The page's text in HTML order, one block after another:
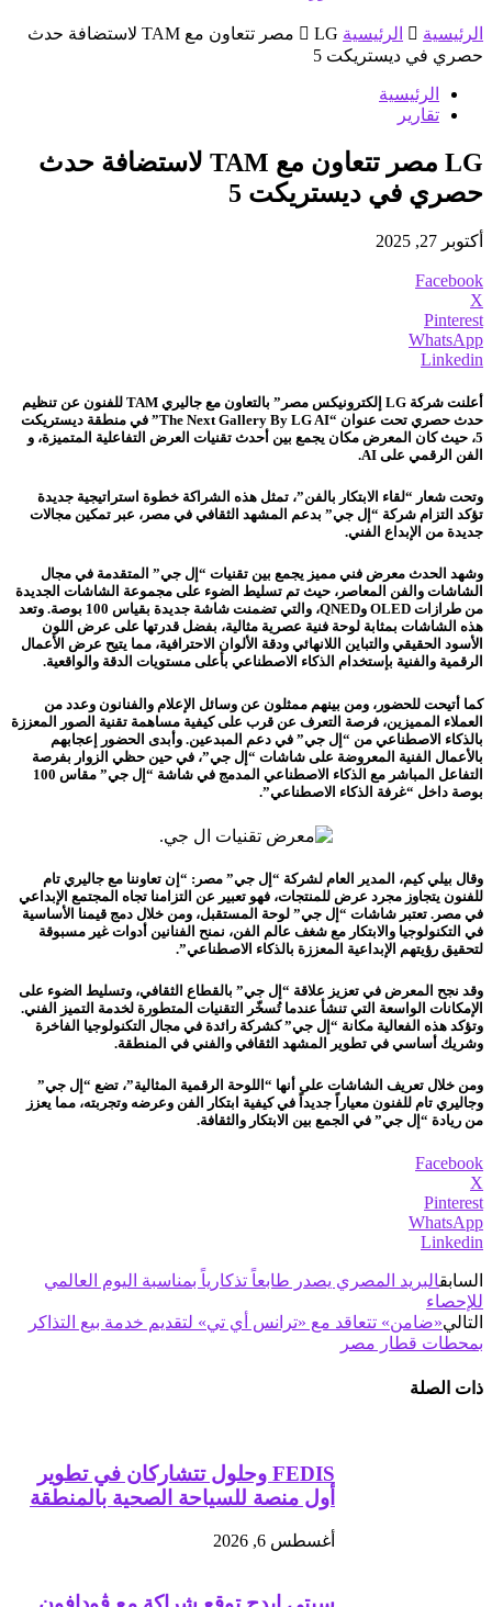
الرئيسية الرئيسية
LG مصر تتعاون مع TAM لاستضافة حدث
حصري في ديستريكت 5
الرئيسية
تقارير
LG مصر تتعاون مع TAM لاستضافة حدث
حصري في ديستريكت 5
أكتوبر 27, 2025
Facebook
X
Pinterest
WhatsApp
Linkedin
أعلنت شركة LG إلكترونيكس مصر” بالتعاون مع جاليري TAM للفنون عن تنظيم
حدث حصري تحت عنوان “The Next Gallery By LG AI” في منطقة ديستريكت
5، حيث كان المعرض مكان يجمع بين أحدث تقنيات العرض التفاعلية المتميزة، و
الفن الرقمي على AI.
وتحت شعار “لقاء الابتكار بالفن”، تمثل هذه الشراكة خطوة استراتيجية جديدة
تؤكد التزام شركة “إل جي” بدعم المشهد الثقافي في مصر، عبر تمكين مجالات
جديدة من الإبداع الفني.
وشهد الحدث معرض فني مميز يجمع بين تقنيات “إل جي” المتقدمة في مجال
الشاشات والفن المعاصر، حيث تم تسليط الضوء على مجموعة الشاشات الجديدة
من طرازات OLED وQNED، والتي تضمنت شاشة جديدة بقياس 100 بوصة. وتعد
هذه الشاشات بمثابة لوحة فنية عصرية مثالية، بفضل قدرتها على عرض اللون
الأسود الحقيقي والتباين اللانهائي ودقة الألوان الاحترافية، مما يتيح عرض الأعمال
الرقمية والفنية بإستخدام الذكاء الاصطناعي بأعلى مستويات الدقة والواقعية.
كما أتيحت للحضور، ومن بينهم ممثلون عن وسائل الإعلام والفنانون وعدد من
العملاء المميزين، فرصة التعرف عن قرب على كيفية مساهمة تقنية الصور المعززة
بالذكاء الاصطناعي من “إل جي” في دعم المبدعين. وأبدى الحضور إعجابهم
بالأعمال الفنية المعروضة على شاشات “إل جي”، في حين حظي الزوار بفرصة
التفاعل المباشر مع الذكاء الاصطناعي المدمج في شاشة “إل جي” مقاس 100
بوصة داخل “غرفة الذكاء الاصطناعي”.
وقال بيلي كيم، المدير العام لشركة “إل جي” مصر: “إن تعاوننا مع جاليري تام
للفنون يتجاوز مجرد عرض للمنتجات، فهو تعبير عن التزامنا تجاه المجتمع الإبداعي
في مصر. تعتبر شاشات “إل جي” لوحة المستقبل، ومن خلال دمج قيمنا الأساسية
في التكنولوجيا والابتكار مع شغف عالم الفن، نمنح الفنانين أدوات غير مسبوقة
لتحقيق رؤيتهم الإبداعية المعززة بالذكاء الاصطناعي”.
وقد نجح المعرض في تعزيز علاقة “إل جي” بالقطاع الثقافي، وتسليط الضوء على
الإمكانات الواسعة التي تنشأ عندما تُسخّر التقنيات المتطورة لخدمة التميز الفني.
وتؤكد هذه الفعالية مكانة “إل جي” كشركة رائدة في مجال التكنولوجيا الفاخرة
وشريك أساسي في تطوير المشهد الثقافي والفني في المنطقة.
ومن خلال تعريف الشاشات على أنها “اللوحة الرقمية المثالية”، تضع “إل جي”
وجاليري تام للفنون معياراً جديداً في كيفية ابتكار الفن وعرضه وتجربته، مما يعزز
من ريادة “إل جي” في الجمع بين الابتكار والثقافة.
Facebook
X
Pinterest
WhatsApp
Linkedin
السابقالبريد المصري يصدر طابعاً تذكارياً بمناسبة اليوم العالمي
للإحصاء
التالي«ضامن» تتعاقد مع «ترانس أي تي» لتقديم خدمة بيع التذاكر
بمحطات قطار مصر
ذات الصلة
FEDIS وحلول تتشاركان في تطوير
أول منصة للسياحة الصحية بالمنطقة
أغسطس 6, 2026